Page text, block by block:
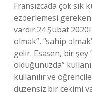
Fransızcada çok sık
ezberlemesi
vardır.24 Şubat
olmak”, “sahip
gelir. Esasen, bir şey
olduğunuzda”
kullanılır ve
düzensiz bir çekimi